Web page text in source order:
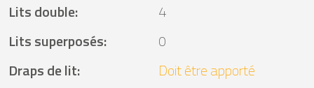
Lits double:
4
Lits superposés:
0
Draps de lit:
Doit être apporté